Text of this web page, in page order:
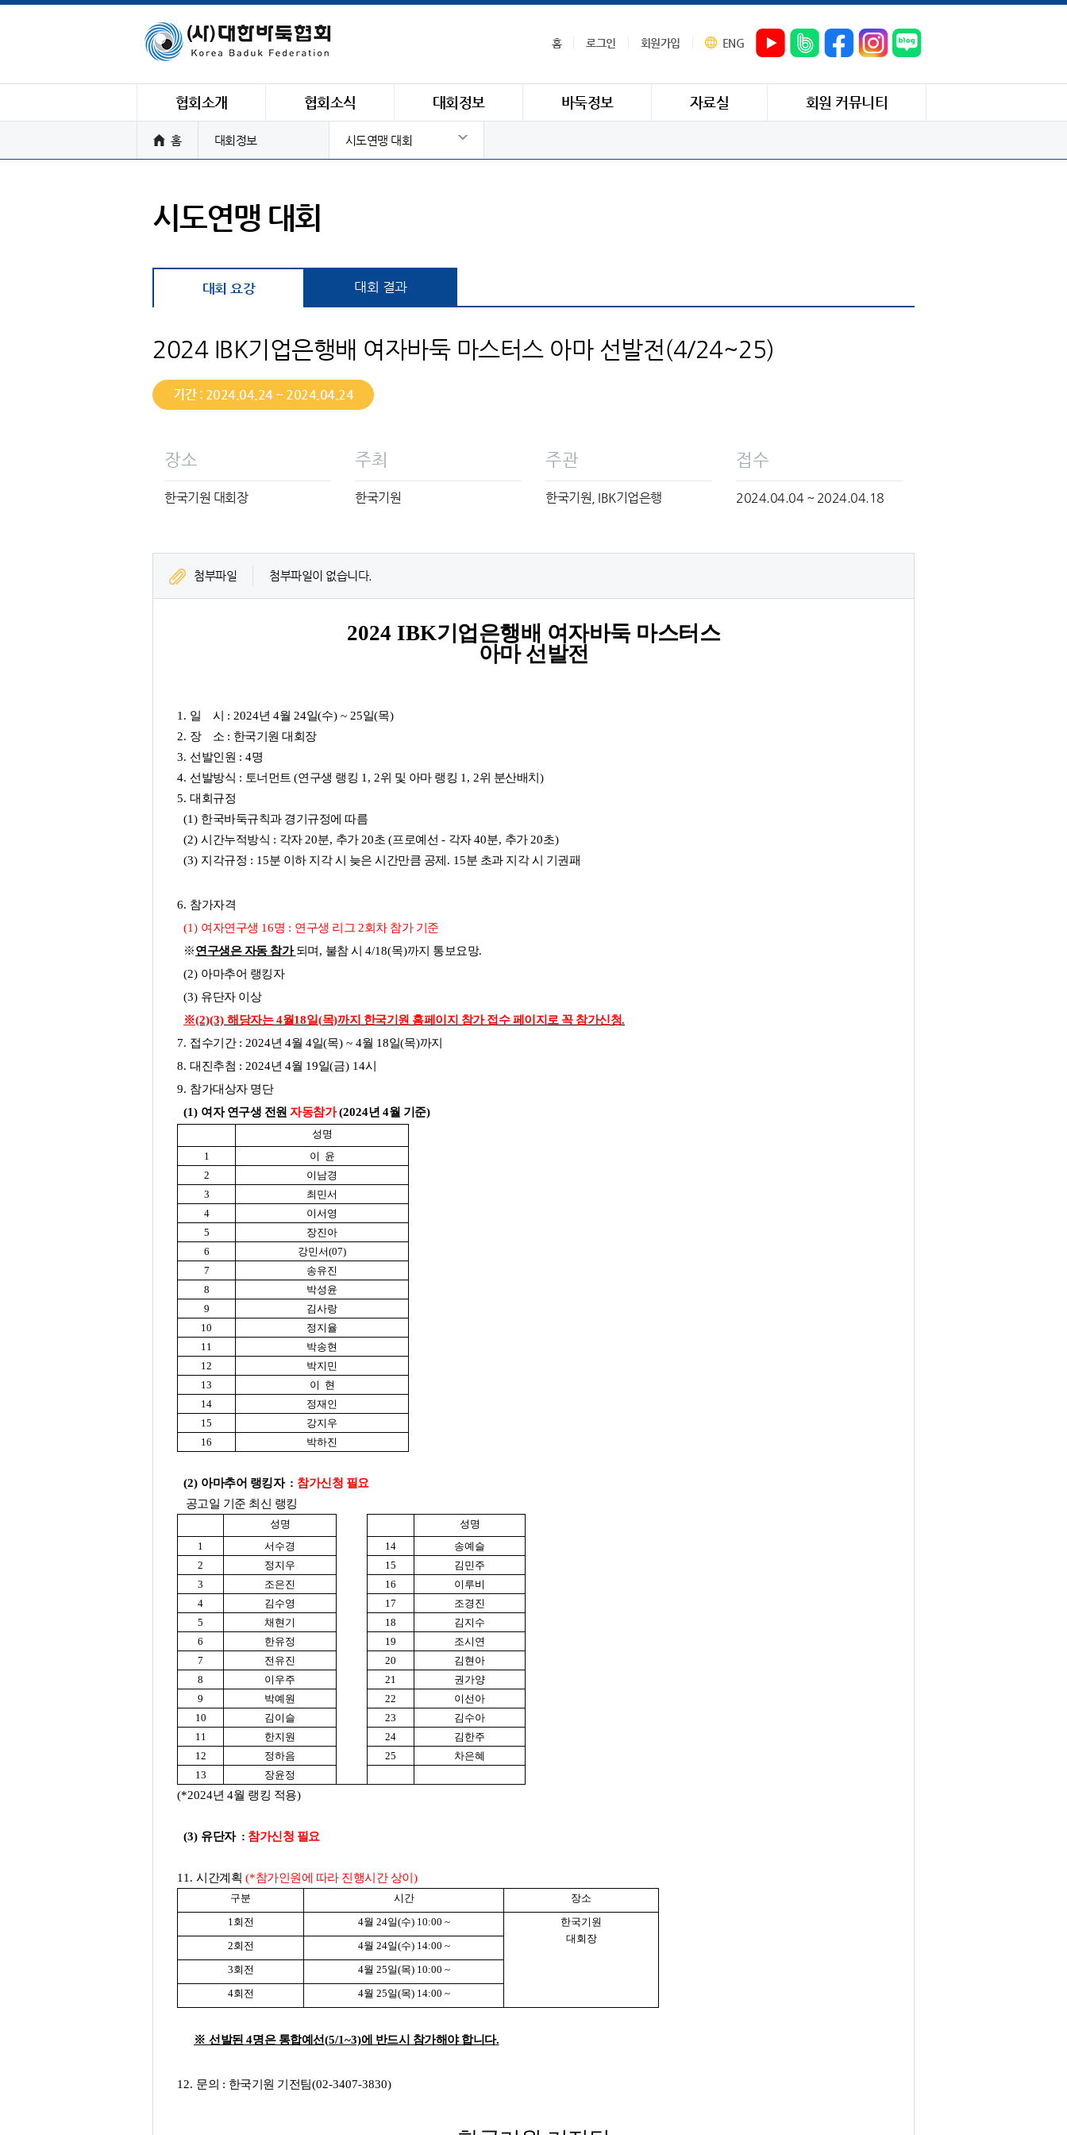
홈 로그인 회원가입 ENG
협회소개 협회소식 대회정보 바둑정보 자료실 회원 커뮤니티
홈 대회정보 시도연맹 대회
시도연맹 대회
대회 요강 대회 결과
2024 IBK기업은행배 여자바둑 마스터스 아마 선발전(4/24~25)
기간 : 2024.04.24 ~ 2024.04.24
장소
한국기원 대회장
주최
한국기원
주관
한국기원, IBK기업은행
접수
2024.04.04 ~ 2024.04.18
첨부파일 첨부파일이 없습니다.
2024 IBK기업은행배 여자바둑 마스터스
아마 선발전
1. 일 시 : 2024년 4월 24일(수) ~ 25일(목)
2. 장 소 : 한국기원 대회장
3. 선발인원 : 4명
4. 선발방식 : 토너먼트 (연구생 랭킹 1, 2위 및 아마 랭킹 1, 2위 분산배치 )
5. 대회규정
(1) 한국바둑규칙과 경기규정에 따름
(2) 시간누적방식 : 각자 20분, 추가 20초 (프로예선 - 각자40분, 추가 20초)
(3) 지각규정 : 15분 이하 지각 시 늦은 시간만큼 공제 . 15분 초과 지각 시 기권패
6. 참가자격
(1) 여자연구생 16명 : 연구생 리그 2회차 참가 기준
※연구생은 자동 참가되며 , 불참 시 4/18(목)까지 통보요망.
(2) 아마추어 랭킹자
(3) 유단자 이상
※(2)(3) 해당자는4월18일(목)까지 한국기원 홈페이지 참가 접수 페이지로 꼭 참가신청.
7. 접수기간 : 2024년 4월 4일(목) ~ 4월 18일(목)까지
8. 대진추첨 : 2024년 4월 19일(금) 14시
9. 참가대상자 명단
(1) 여자 연구생 전원 자동참가 (2024년 4월 기준)
성명
1
이 윤
2
이남경
3
최민서
4
이서영
5
장진아
6
강민서(07)
7
송유진
8
박성윤
9
김사랑
10
정지율
11
박송현
12
박지민
13
이 현
14
정재인
15
강지우
16
박하진
(2) 아마추어 랭킹자 : 참가신청 필요
공고일 기준 최신 랭킹
성명
성명
1
서수경 14
송예슬
2
정지우 15
김민주
3
조은진 16
이루비
4
김수영 17
조경진
5
채현기 18
김지수
6
한유정 19
조시연
7
전유진 20
김현아
8
이우주 21
권가양
9
박예원 22
이선아
10
김이슬 23
김수아
11
한지원 24
김한주
12
정하음 25
차은혜
13
장윤정
(*2024년 4월 랭킹 적용)
(3) 유단자 : 참가신청 필요
11. 시간계획 (*참가인원에 따라 진행시간 상이 )
구분 시간
장소
1회전 4월 24일(수) 10:00 ~
한국기원
대회장
2회전 4월 24일(수) 14:00 ~
3회전 4월 25일(목) 10:00 ~
4회전 4월 25일(목) 14:00 ~
※ 선발된 4명은 통합예선(5/1~3)에 반드시 참가해야 합니다.
12. 문의 : 한국기원 기전팀(02-3407-3830)